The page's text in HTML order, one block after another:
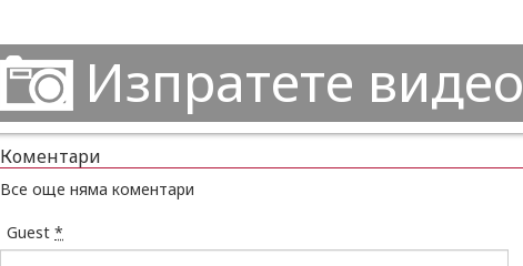
Изпратете видео
Коментари
Все още няма коментари
Guest *